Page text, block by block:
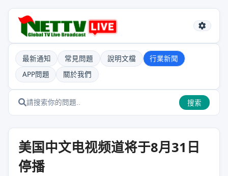
最新通知 常見問題 說明文檔
行業新聞
APP問題
關於我們
搜索
美国中文电视频道将于8月31日
停播